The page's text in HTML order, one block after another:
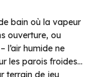
bain où la vapeur
ouverture, ou
l’air humide ne
les parois froides…
terrain de jeu